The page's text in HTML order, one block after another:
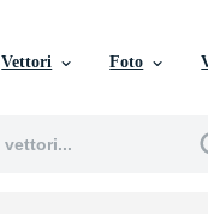
Vettori Foto